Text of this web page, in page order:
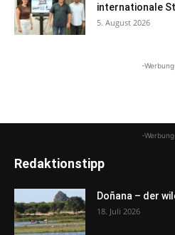
internationale
5. August 2026
-
-
Redaktionstipp
Doñana – der
18. Juli 2026